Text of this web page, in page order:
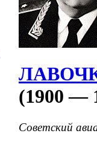
(1900 —
Советский